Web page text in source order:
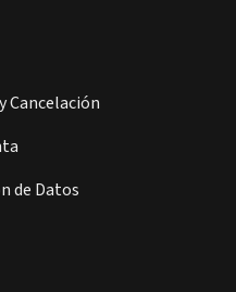
Cancelación
de Datos